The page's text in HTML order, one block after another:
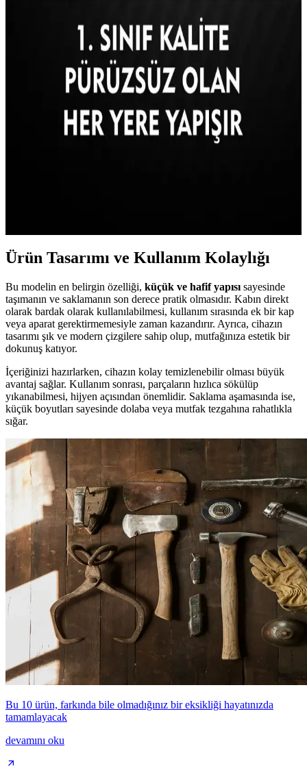
mekanlara estetik ve fonksiyonellik katar, dayanıklı malzemelerle
uzun ömür sağlar.
Kişisel Yazılı Yastıkların Dekorasyondaki Yeri ve
Kullanım İpuçları
katarak dekorasyonda önemli bir yer tutar. Farklı malzeme ve
tasarımlarla her tarzda uyum sağlarlar.
Ürün Tasarımı ve Kullanım Kolaylığı
Bu modelin en belirgin özelliği, küçük ve hafif yapısı sayesinde
taşımanın ve saklamanın son derece pratik olmasıdır. Kabın direkt
olarak bardak olarak kullanılabilmesi, kullanım sırasında ek bir kap
veya aparat gerektirmemesiyle zaman kazandırır. Ayrıca, cihazın
tasarımı şık ve modern çizgilere sahip olup, mutfağınıza estetik bir
dokunuş katıyor.
İçeriğinizi hazırlarken, cihazın kolay temizlenebilir olması büyük
avantaj sağlar. Kullanım sonrası, parçaların hızlıca sökülüp
yıkanabilmesi, hijyen açısından önemlidir. Saklama aşamasında ise,
küçük boyutları sayesinde dolaba veya mutfak tezgahına rahatlıkla
sığar.
Bu 10 ürün, farkında bile olmadığınız bir eksikliği hayatınızda
tamamlayacak
devamını oku